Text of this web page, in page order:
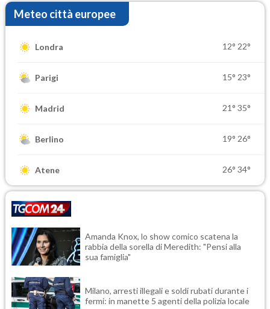
Meteo città europee
Londra 12° 22°
Parigi 15° 23°
Madrid 21° 35°
Berlino 19° 26°
Atene 26° 34°
Amanda Knox, lo show comico scatena la
rabbia della sorella di Meredith: "Pensi alla
sua famiglia"
Milano, arresti illegali e soldi rubati durante i
fermi: in manette 5 agenti della polizia locale